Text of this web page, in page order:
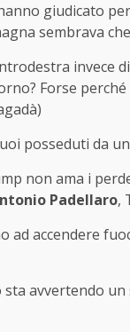
giudicato
sembrava
invece
Forse
posseduti da
non ama i
Padellaro,
ad accendere
sta avvertendo